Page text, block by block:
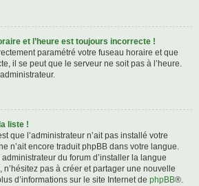
et l’heure est toujours incorrecte !
paramétré votre fuseau horaire et que
il se peut que le serveur ne soit pas à l’heure.
liste !
que l’administrateur n’ait pas installé votre
n’ait encore traduit phpBB dans votre langue.
du forum d’installer la langue
n’hésitez pas à créer et partager une nouvelle
d’informations sur le site Internet de phpBB®.